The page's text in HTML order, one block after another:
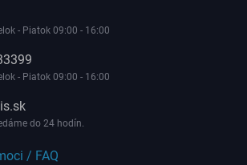
- Piatok 09:00 - 16:00
- Piatok 09:00 - 16:00
do 24 hodín.
/ FAQ